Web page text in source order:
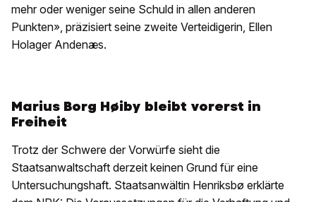
mehr oder weniger seine Schuld in allen anderen
Punkten», präzisiert seine zweite Verteidigerin, Ellen
Holager Andenæs.
Marius Borg Høiby bleibt vorerst in
Freiheit
Trotz der Schwere der Vorwürfe sieht die
Staatsanwaltschaft derzeit keinen Grund für eine
Untersuchungshaft. Staatsanwältin Henriksbø erklärte